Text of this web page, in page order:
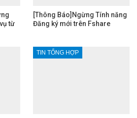
từ
[Thông Báo]Ngừng Tính năng
Đăng ký mới trên Fshare
TIN TỔNG HỢP